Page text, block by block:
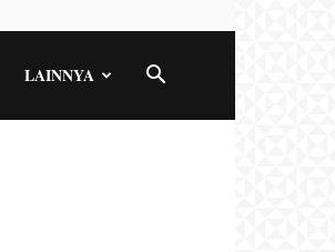
LAINNYA